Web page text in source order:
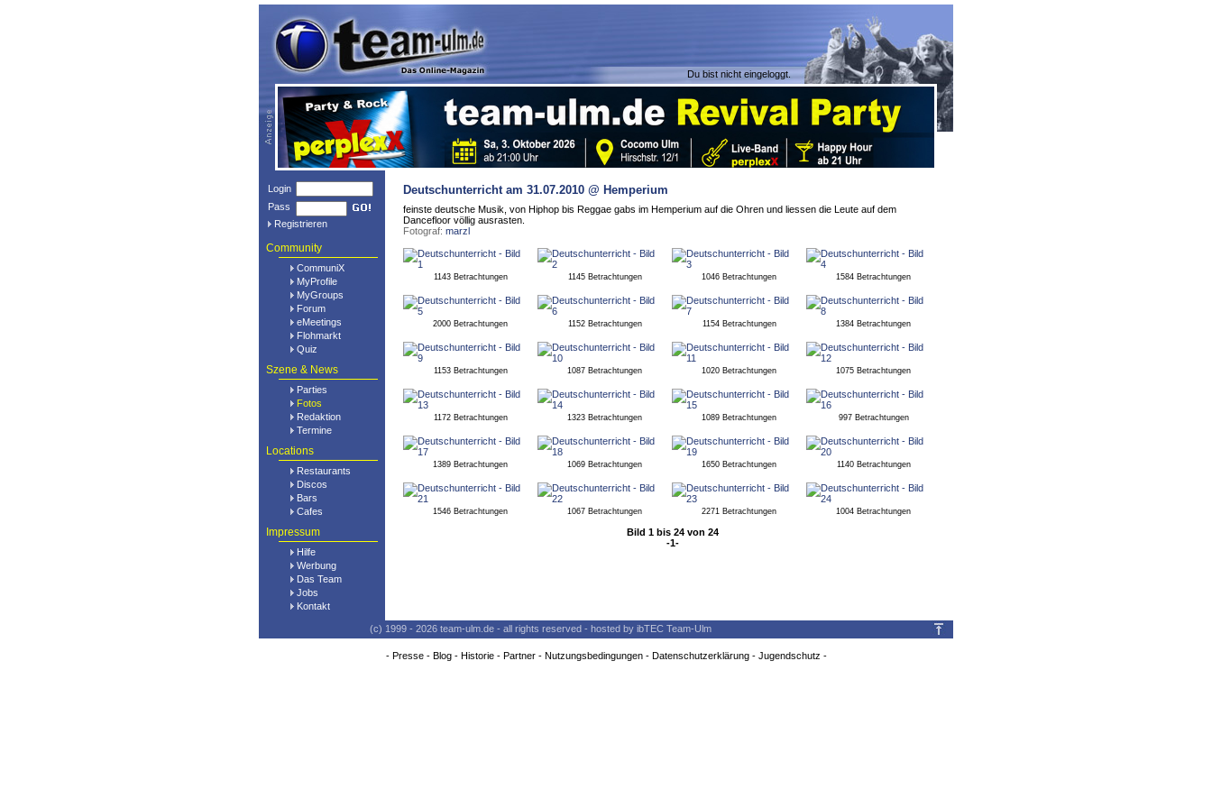
Du bist nicht eingeloggt.
Login
Pass
Registrieren
Community
CommuniX
MyProfile
MyGroups
Forum
eMeetings
Flohmarkt
Quiz
Szene & News
Parties
Fotos
Redaktion
Termine
Locations
Restaurants
Discos
Bars
Cafes
Impressum
Hilfe
Werbung
Das Team
Jobs
Kontakt
Deutschunterrichtam 31.07.2010 @ Hemperium
feinste deutsche Musik, von Hiphop bis Reggae gabs im Hemperium auf die Ohren und liessen die Leute auf dem
Dancefloor völlig ausrasten.
Fotograf: marzl
1143 Betrachtungen 1145 Betrachtungen 1046 Betrachtungen 1584 Betrachtungen
2000 Betrachtungen 1152 Betrachtungen 1154 Betrachtungen 1384 Betrachtungen
1153 Betrachtungen 1087 Betrachtungen 1020 Betrachtungen 1075 Betrachtungen
1172 Betrachtungen 1323 Betrachtungen 1089 Betrachtungen 997 Betrachtungen
1389 Betrachtungen 1069 Betrachtungen 1650 Betrachtungen 1140 Betrachtungen
1546 Betrachtungen 1067 Betrachtungen 2271 Betrachtungen 1004 Betrachtungen
Bild 1 bis 24 von 24
-1-
(c) 1999 - 2026 team-ulm.de - all rights reserved - hosted by ibTEC Team-Ulm
- Presse- Blog- Historie- Partner- Nutzungsbedingungen- Datenschutzerklärung- Jugendschutz -